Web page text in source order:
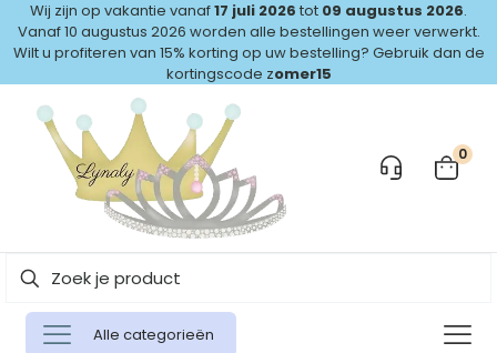
Wij zijn op vakantie vanaf17 juli 2026 tot 09 augustus 2026.
Vanaf 10 augustus 2026 worden alle bestellingen weer verwerkt.
Wilt u profiteren van 15% korting op uw bestelling? Gebruik dan de
kortingscode zomer15
0
Alle categorieën